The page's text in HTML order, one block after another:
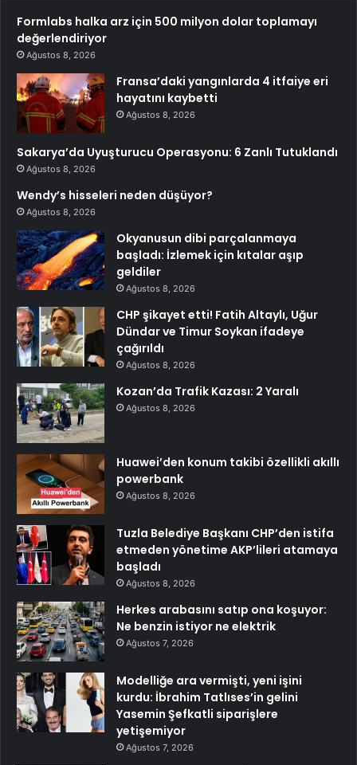
Formlabs halka arz için 500 milyon dolar toplamayı
değerlendiriyor
Ağustos 8, 2026
Fransa’daki yangınlarda 4 itfaiye eri
hayatını kaybetti
Ağustos 8, 2026
Sakarya’da Uyuşturucu Operasyonu: 6 Zanlı Tutuklandı
Ağustos 8, 2026
Wendy’s hisseleri neden düşüyor?
Ağustos 8, 2026
Okyanusun dibi parçalanmaya
başladı: İzlemek için kıtalar aşıp
geldiler
Ağustos 8, 2026
CHP şikayet etti! Fatih Altaylı, Uğur
Dündar ve Timur Soykan ifadeye
çağırıldı
Ağustos 8, 2026
Kozan’da Trafik Kazası: 2 Yaralı
Ağustos 8, 2026
Huawei’den konum takibi özellikli akıllı
powerbank
Ağustos 8, 2026
Tuzla Belediye Başkanı CHP’den istifa
etmeden yönetime AKP’lileri atamaya
başladı
Ağustos 8, 2026
Herkes arabasını satıp ona koşuyor:
Ne benzin istiyor ne elektrik
Ağustos 7, 2026
Modelliğe ara vermişti, yeni işini
kurdu: İbrahim Tatlıses’in gelini
Yasemin Şefkatli siparişlere
yetişemiyor
Ağustos 7, 2026